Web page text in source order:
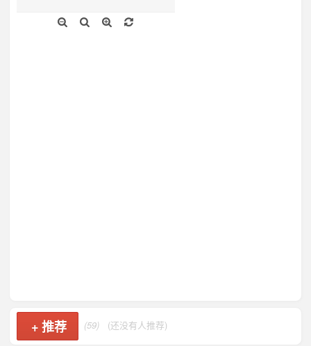
+推荐 (59) (还没有人推荐)